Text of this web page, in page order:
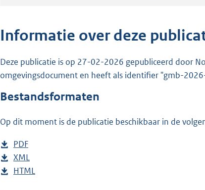
Informatie over deze
Deze publicatie is op 27-02-2026 gepubliceerd door
omgevingsdocument en heeft als identifier "gmb-
Bestandsformaten
Op dit moment is de publicatie beschikbaar in de
D
o
w
PDF
e
s
D
o
XML
e
D
HTML